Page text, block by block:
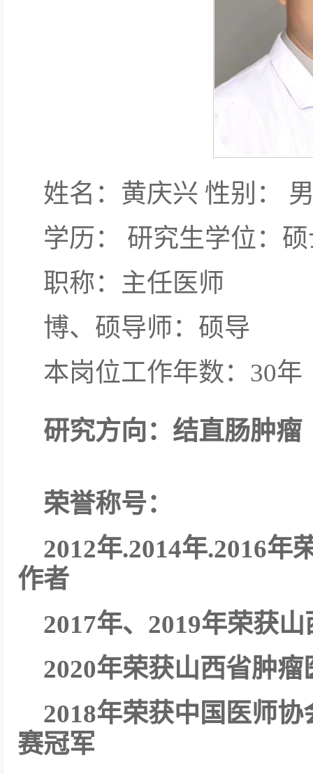
姓名：黄庆兴 性别：
学历： 研究生学位：
职称：主任医师
博、硕导师：硕导
本岗位工作年数：30年
研究方向： 结直肠肿瘤
荣誉称号：
2012年.2014年.2016年
作者
2017年、2019年荣获
2020年荣获山西省肿
2018年荣获中国医师
赛冠军